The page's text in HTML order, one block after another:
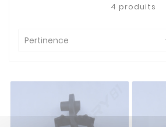
4 produits
Pertinence